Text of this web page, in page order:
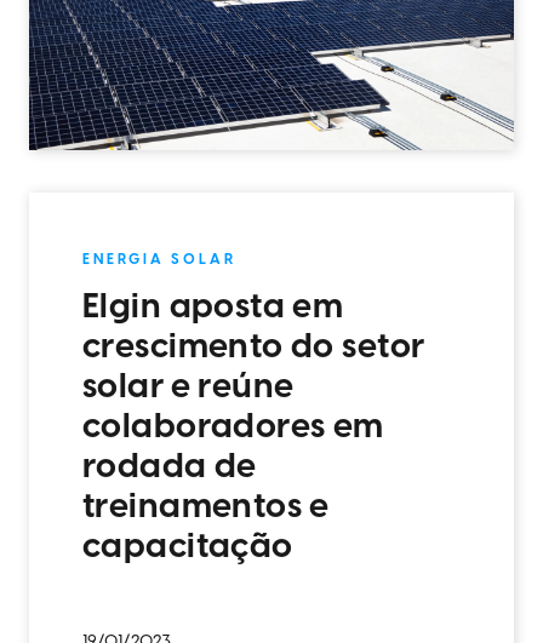
ENERGIA SOLAR
Elgin aposta em
crescimento do setor
solar e reúne
colaboradores em
rodada de
treinamentos e
capacitação